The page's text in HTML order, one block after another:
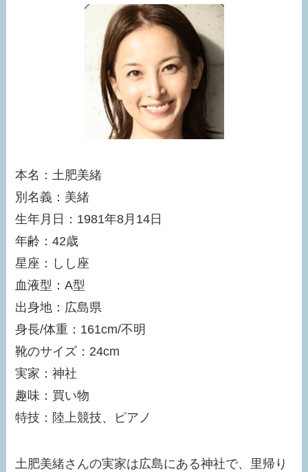
本名：土肥美緒
別名義：美緒
生年月日：1981年8月14日
年齢：42歳
星座：しし座
血液型：A型
出身地：広島県
身長/体重：161cm/不明
靴のサイズ：24cm
実家：神社
趣味：買い物
特技：陸上競技、ピアノ
土肥美緒さんの実家は広島にある神社で、里帰り